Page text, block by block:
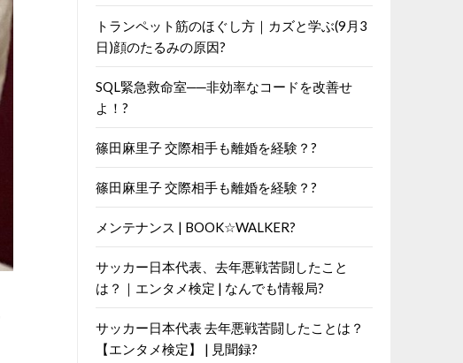
トランペット筋のほぐし方｜カズと学ぶ(9月3
日)顔のたるみの原因?
SQL緊急救命室──非効率なコードを改善せ
よ！?
篠田麻里子 交際相手も離婚を経験？?
篠田麻里子 交際相手も離婚を経験？?
メンテナンス | BOOK☆WALKER?
サッカー日本代表、去年悪戦苦闘したこと
は？｜エンタメ検定 | なんでも情報局?
サッカー日本代表 去年悪戦苦闘したことは？
【エンタメ検定】 | 見聞録?